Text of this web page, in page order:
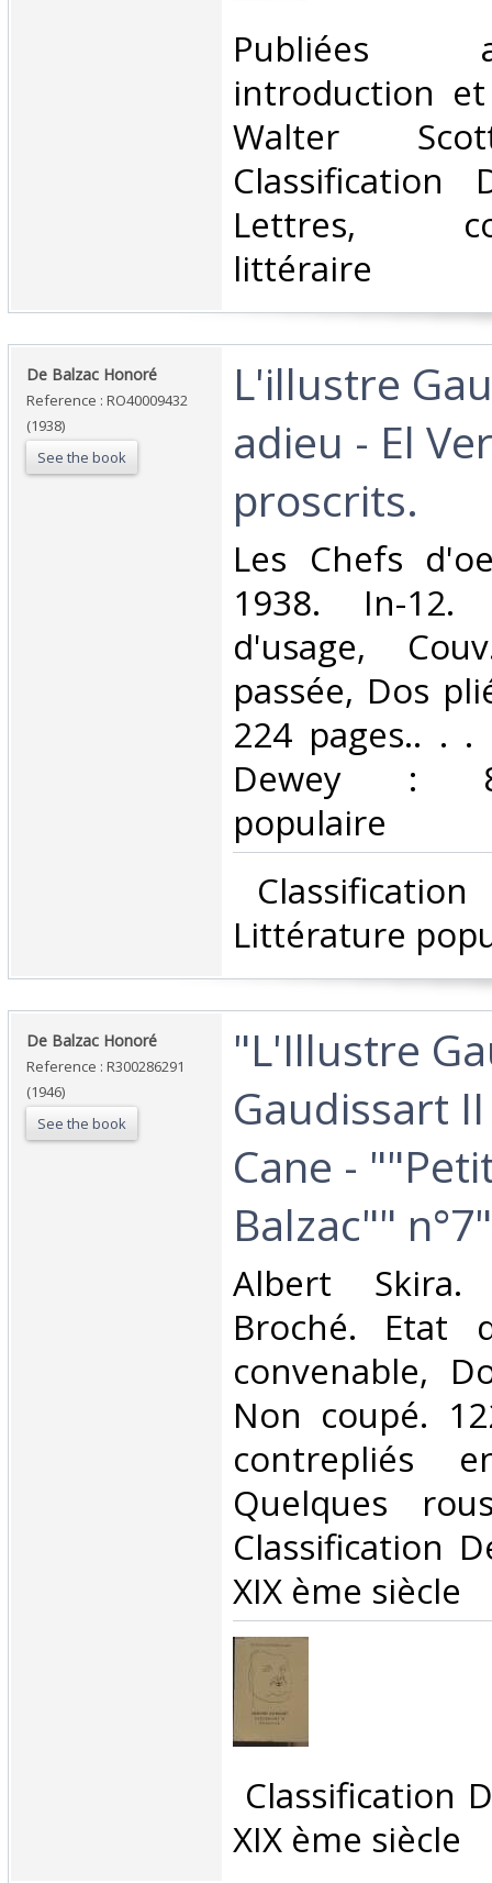
‎Publiées
introduction
Walter
Classification
Lettres,
littéraire‎
‎De Balzac Honoré‎
Reference : RO40009432
(1938)
See the book
‎L'illustre
adieu - El
proscrits.‎
‎Les Chefs
1938. In-12.
d'usage,
passée, Dos
224 pages.. . .
Dewey :
populaire‎
Littérature
‎De Balzac Honoré‎
Reference : R300286291
(1946)
See the book
‎"L'Illustre
Gaudissart
Cane -
Balzac"" n°7"‎
‎Albert Skira.
Broché. Etat
convenable,
Non coupé.
contrepliés
Quelques
Classification
XIX ème siècle‎
Classification
XIX ème siècle‎